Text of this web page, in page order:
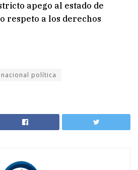
apego al estado de
respeto a los derechos
política